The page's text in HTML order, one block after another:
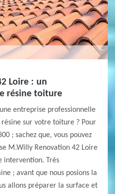
Loire : un
résine toiture
entreprise professionnelle
sur votre toiture ? Pour
; sachez que, vous pouvez
M.Willy Renovation 42 Loire
intervention. Très
; avant que nous posions la
allons préparer la surface et